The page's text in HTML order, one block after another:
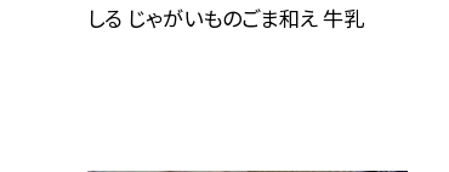
しる じゃがいものごま和え 牛乳